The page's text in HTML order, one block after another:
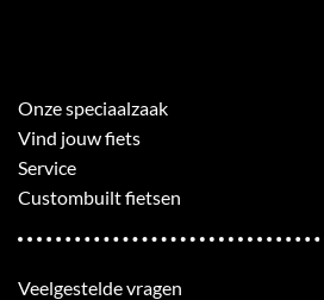
Onze speciaalzaak
Vind jouw fiets
Service
Custombuilt fietsen
Veelgestelde vragen